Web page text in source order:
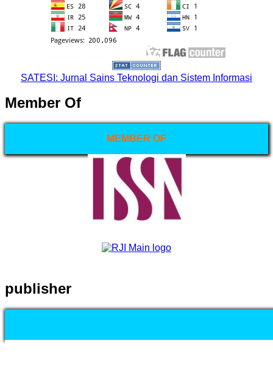
SATESI: Jurnal Sains Teknologi dan Sistem Informasi
Member Of
MEMBER OF
publisher